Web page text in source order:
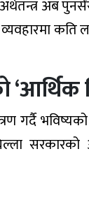
अब
गर्दै